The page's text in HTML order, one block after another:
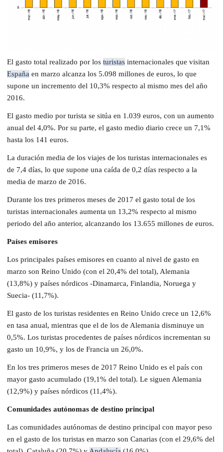
El gasto total realizado por los turistas internacionales que visitan
España en marzo alcanza los 5.098 millones de euros, lo que
supone un incremento del 10,3% respecto al mismo mes del año
2016.
El gasto medio por turista se sitúa en 1.039 euros, con un aumento
anual del 4,0%. Por su parte, el gasto medio diario crece un 7,1%
hasta los 141 euros.
La duración media de los viajes de los turistas internacionales es
de 7,4 días, lo que supone una caída de 0,2 días respecto a la
media de marzo de 2016.
Durante los tres primeros meses de 2017 el gasto total de los
turistas internacionales aumenta un 13,2% respecto al mismo
periodo del año anterior, alcanzando los 13.655 millones de euros.
Países emisores
Los principales países emisores en cuanto al nivel de gasto en
marzo son Reino Unido (con el 20,4% del total), Alemania
(13,8%) y países nórdicos -Dinamarca, Finlandia, Noruega y
Suecia- (11,7%).
El gasto de los turistas residentes en Reino Unido crece un 12,6%
en tasa anual, mientras que el de los de Alemania disminuye un
0,5%. Los turistas procedentes de países nórdicos incrementan su
gasto un 10,9%, y los de Francia un 26,0%.
En los tres primeros meses de 2017 Reino Unido es el país con
mayor gasto acumulado (19,1% del total). Le siguen Alemania
(12,9%) y países nórdicos (11,4%).
Comunidades autónomas de destino principal
Las comunidades autónomas de destino principal con mayor peso
en el gasto de los turistas en marzo son Canarias (con el 29,6% del